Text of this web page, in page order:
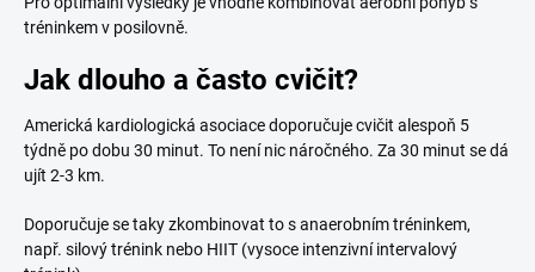
tréninkem v posilovně.
Jak dlouho a často cvičit?
Americká kardiologická asociace doporučuje cvičit alespoň 5
týdně po dobu 30 minut. To není nic náročného. Za 30 minut se dá
ujít 2-3 km.
Doporučuje se taky zkombinovat to s anaerobním tréninkem,
např. silový trénink nebo HIIT (vysoce intenzivní intervalový